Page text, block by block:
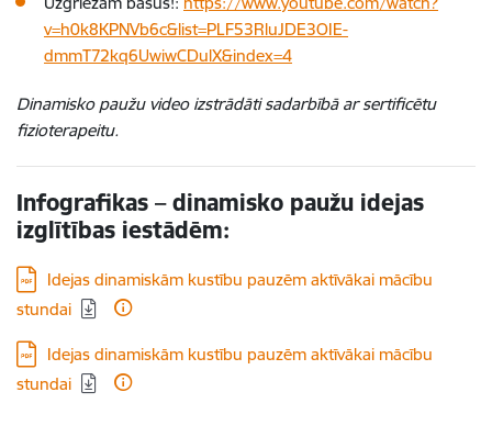
v=h0k8KPNVb6c&list=PLF53RluJDE3OIE-
dmmT72kq6UwiwCDulX&index=4
Dinamisko paužu video izstrādāti sadarbībā ar sertificētu
fizioterapeitu.
Infografikas – dinamisko paužu idejas
izglītības iestādēm:
Lejupielādēt:
Idejas dinamiskām kustību pauzēm aktīvākai mācību
stundai
Lejupielādēt:
Idejas dinamiskām kustību pauzēm aktīvākai mācību
stundai